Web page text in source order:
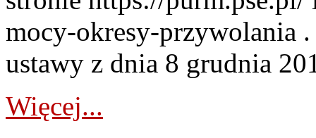
mocy-okresy-przywolania
ustawy z dnia 8 grudnia
Więcej...